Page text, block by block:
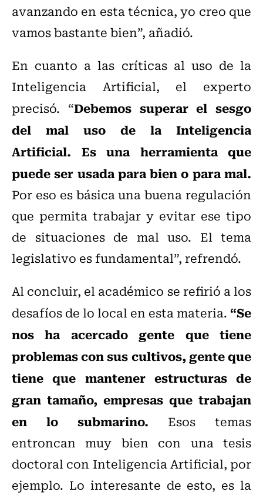
avanzando en esta técnica, yo creo que
vamos bastante bien”, añadió.
En cuanto a las críticas al uso de la
Inteligencia Artificial, el experto
precisó. “Debemos superar el sesgo
del mal uso de la Inteligencia
Artificial. Es una herramienta que
puede ser usada para bien o para mal.
Por eso es básica una buena regulación
que permita trabajar y evitar ese tipo
de situaciones de mal uso. El tema
legislativo es fundamental”, refrendó.
Al concluir, el académico se refirió a los
desafíos de lo local en esta materia.“Se
nos ha acercado gente que tiene
problemas con sus cultivos, gente que
tiene que mantener estructuras de
gran tamaño, empresas que trabajan
en lo submarino. Esos temas
entroncan muy bien con una tesis
doctoral con Inteligencia Artificial, por
ejemplo. Lo interesante de esto, es la